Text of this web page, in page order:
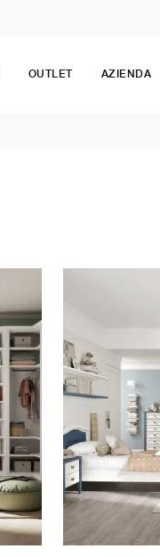
OUTLET AZIENDA